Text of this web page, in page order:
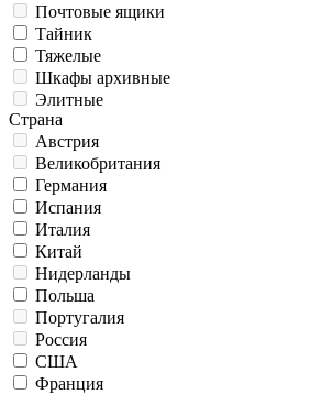
Почтовые ящики
Тайник
Тяжелые
Шкафы архивные
Элитные
Страна
Австрия
Великобритания
Германия
Испания
Италия
Китай
Нидерланды
Польша
Португалия
Россия
США
Франция